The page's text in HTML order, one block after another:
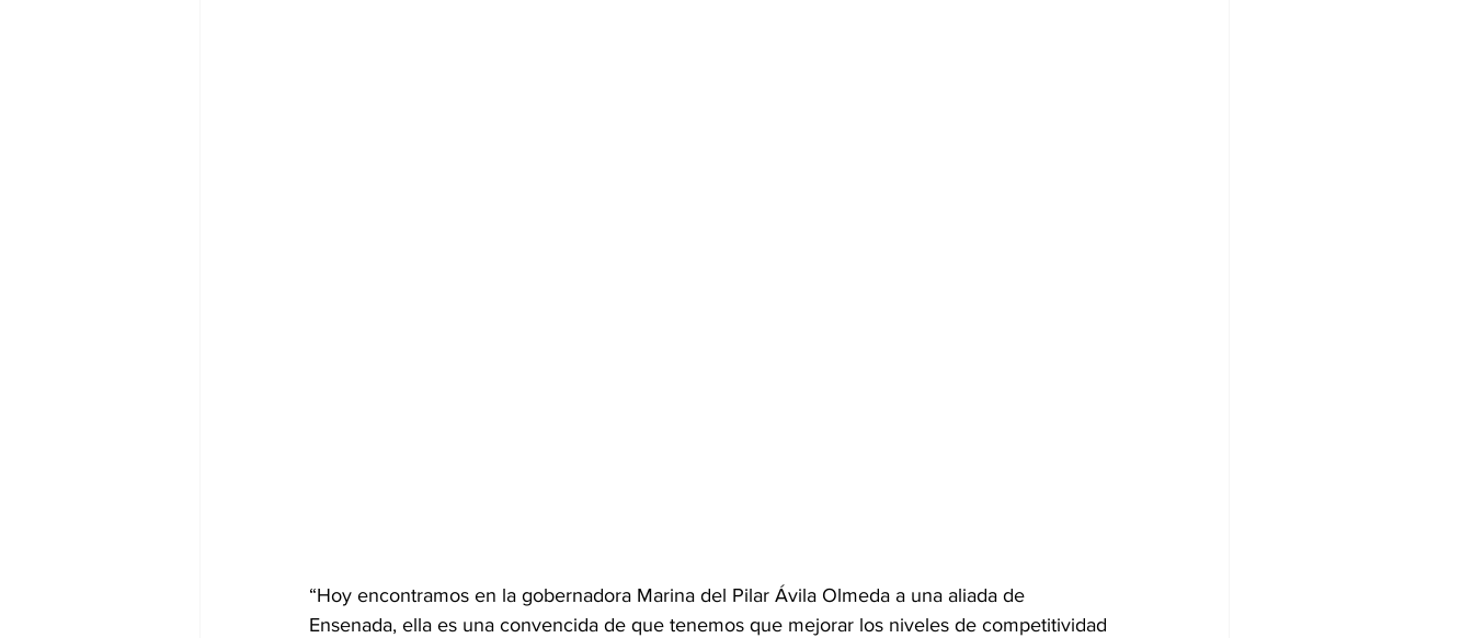
“Hoy encontramos en la gobernadora Marina del Pilar Ávila Olmeda a una aliada de
Ensenada, ella es una convencida de que tenemos que mejorar los niveles de competitividad